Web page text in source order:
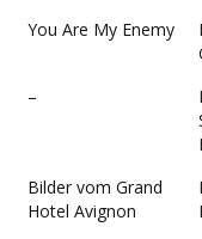
You Are My Enemy
–
Bilder vom Grand
Hotel Avignon